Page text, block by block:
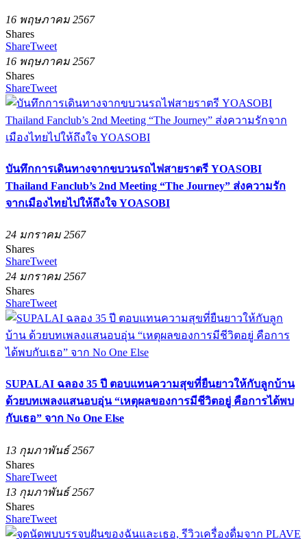
16 พฤษภาคม 2567
Shares
ShareTweet
16 พฤษภาคม 2567
Shares
ShareTweet
บันทึกการเดินทางจากขบวนรถไฟสายราตรี YOASOBI
Thailand Fanclub’s 2nd Meeting “The Journey” ส่งความรัก
จากเมืองไทยไปให้ถึงใจ YOASOBI
24 มกราคม 2567
Shares
ShareTweet
24 มกราคม 2567
Shares
ShareTweet
SUPALAI ฉลอง 35 ปี ตอบแทนความสุขที่ยืนยาวให้กับลูกบ้าน
ด้วยบทเพลงแสนอบอุ่น “เหตุผลของการมีชีวิตอยู่ คือการได้พบ
กับเธอ” จาก No One Else
13 กุมภาพันธ์ 2567
Shares
ShareTweet
13 กุมภาพันธ์ 2567
Shares
ShareTweet